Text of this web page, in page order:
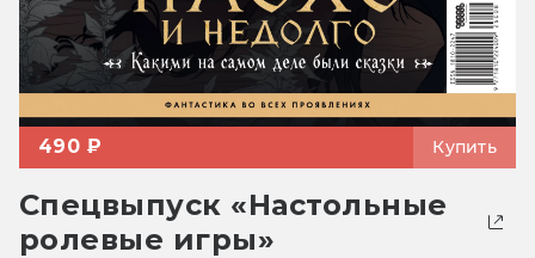
490 ₽ Купить
Спецвыпуск «Настольные
ролевые игры»